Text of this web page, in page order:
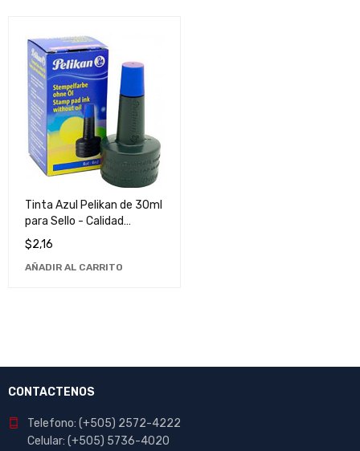
Tinta Azul Pelikan de 30ml
para Sello - Calidad
Superior y Larga Duración
$2,16
AÑADIR AL CARRITO
CONTACTENOS
Telefono: (+505) 2572-4222
Celular: (+505) 5736-4020